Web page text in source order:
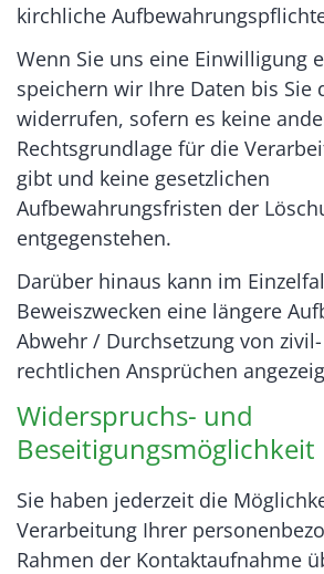
kirchliche
Wenn Sie uns eine Einwilligung
speichern wir Ihre Daten bis Sie
widerrufen, sofern es keine
Rechtsgrundlage für die
gibt und keine gesetzlichen
Aufbewahrungsfristen der
entgegenstehen.
Darüber hinaus kann im
Beweiszwecken eine längere
Abwehr / Durchsetzung von
rechtlichen Ansprüchen
Widerspruchs- und
Beseitigungsmöglichkeit
Sie haben jederzeit die
Verarbeitung Ihrer
Rahmen der Kontaktaufnahme